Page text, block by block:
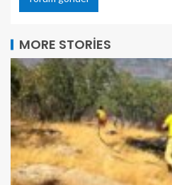
MORE STORIES